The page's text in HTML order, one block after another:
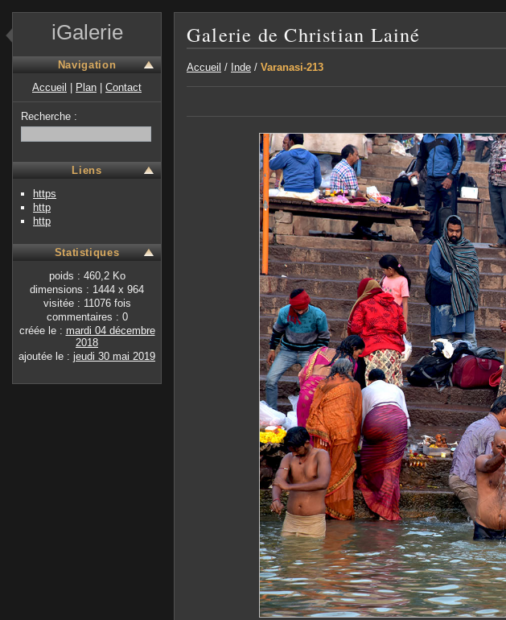
iGalerie
Navigation
Accueil
Plan Contact
Recherche :
Liens
https
http
http
Statistiques
poids : 460,2 Ko
dimensions : 1444 x 964
visitée : 11076 fois
commentaires : 0
créée le : mardi 04 décembre
2018
ajoutée le : jeudi 30 mai 2019
Galerie de Christian Lainé
Accueil / Inde / Varanasi-213